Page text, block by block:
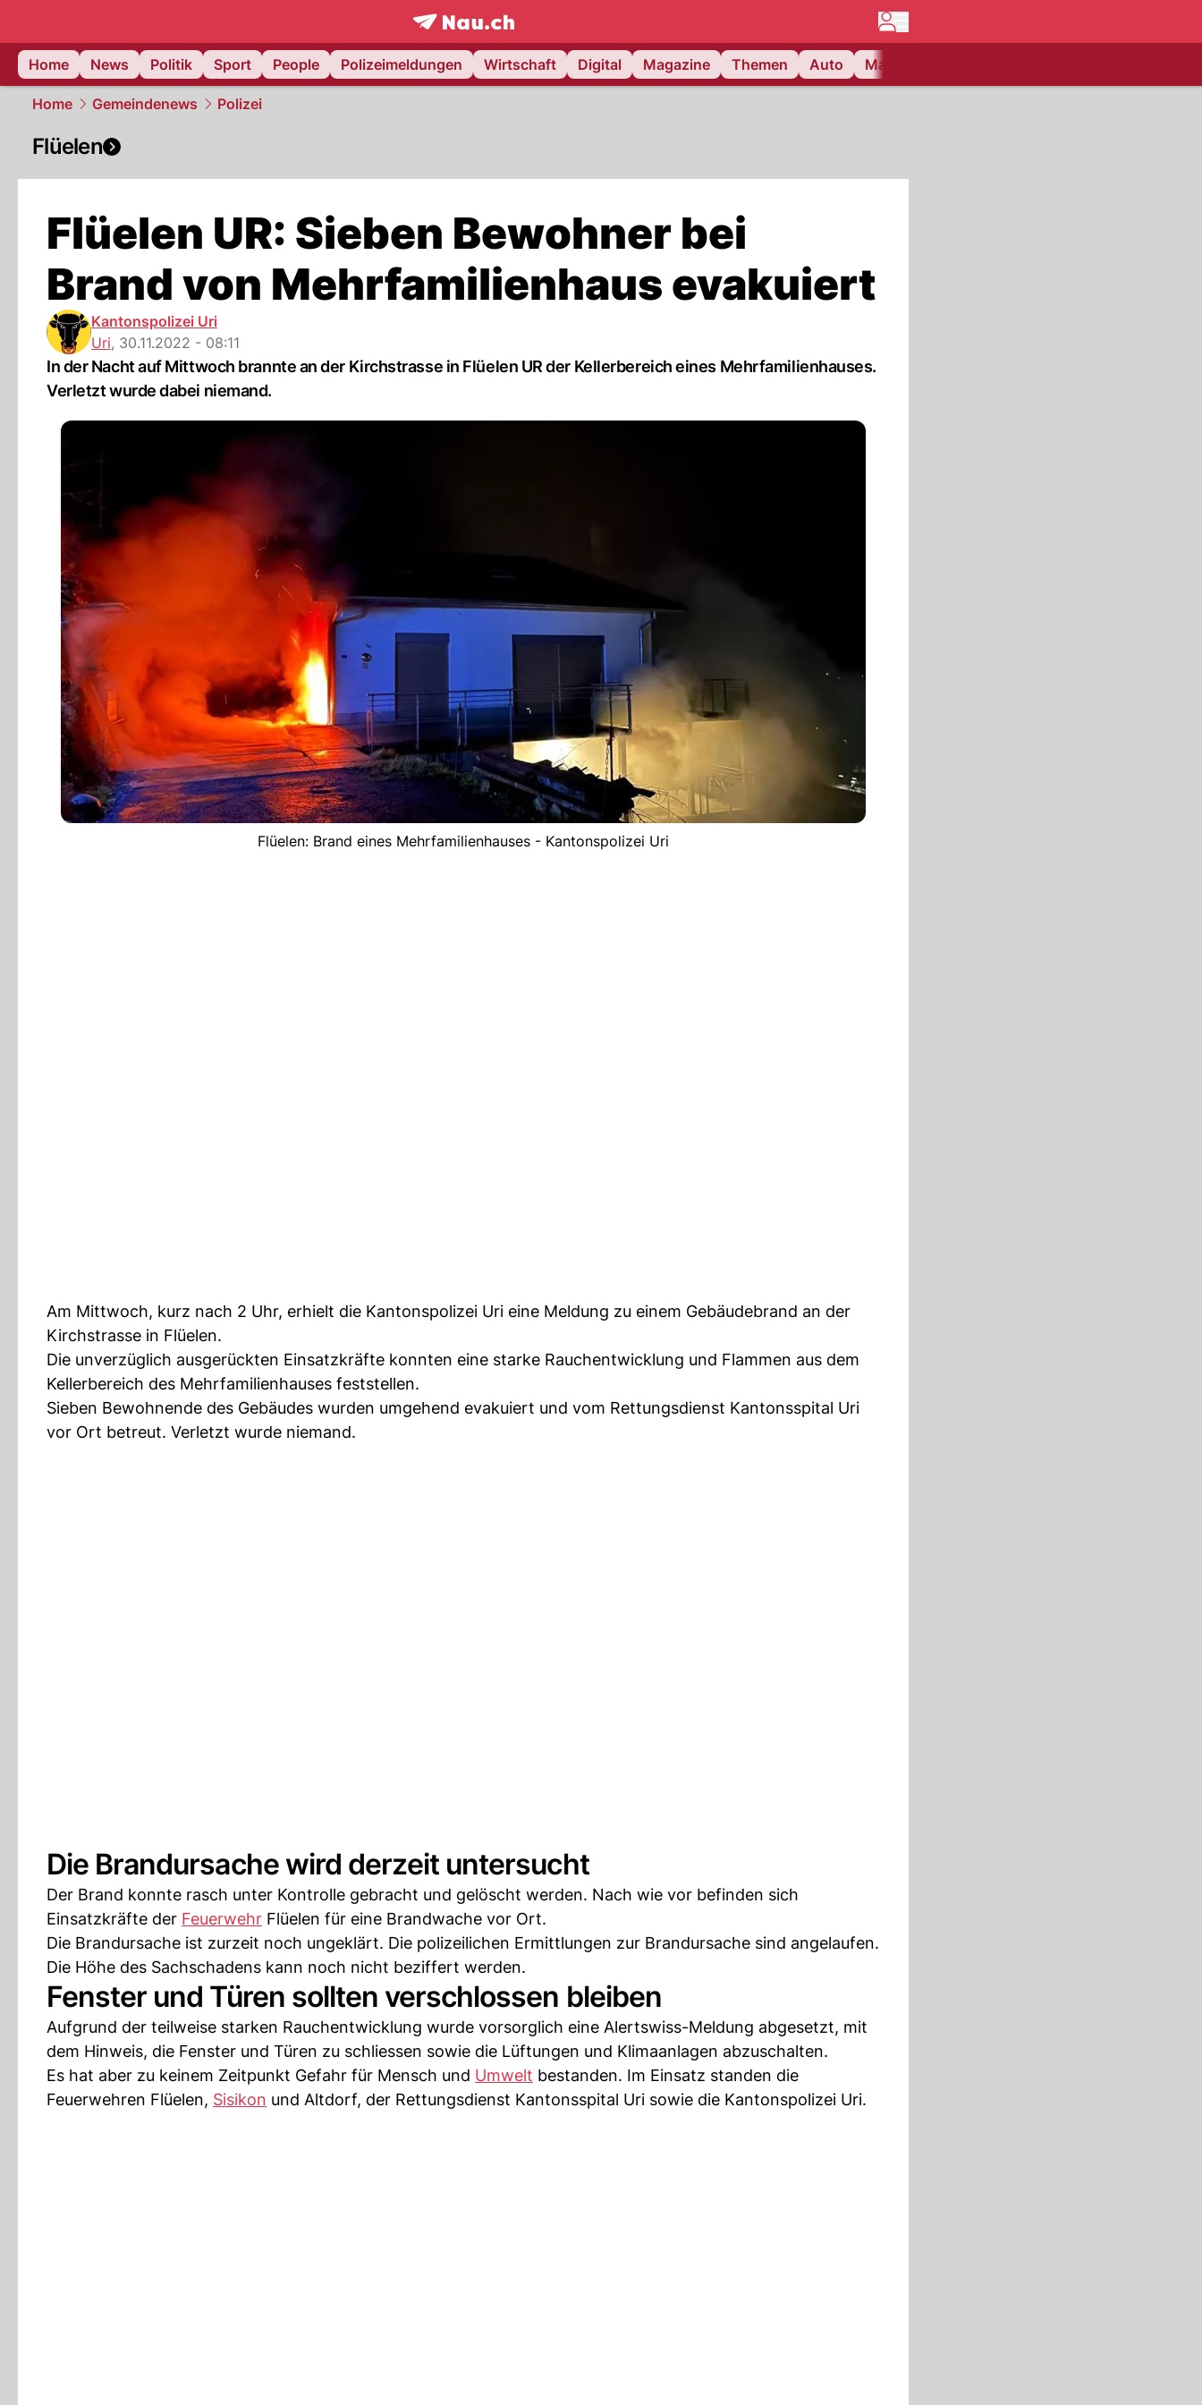
frontpage.NAU.ch
Home
News Politik Sport People Polizeimeldungen Wirtschaft Digital Magazine Themen Auto Matchcenter
Home Gemeindenews Polizei
Flüelen
Flüelen UR: Sieben Bewohner bei
Brand von Mehrfamilienhaus evakuiert
Kantonspolizei Uri
Uri, 30.11.2022 - 08:11
In der Nacht auf Mittwoch brannte an der Kirchstrasse in Flüelen UR der Kellerbereich eines Mehrfamilienhauses.
Verletzt wurde dabei niemand.
Flüelen: Brand eines Mehrfamilienhauses - Kantonspolizei Uri
Am Mittwoch, kurz nach 2 Uhr, erhielt die Kantonspolizei Uri eine Meldung zu einem Gebäudebrand an der
Kirchstrasse in Flüelen.
Die unverzüglich ausgerückten Einsatzkräfte konnten eine starke Rauchentwicklung und Flammen aus dem
Kellerbereich des Mehrfamilienhauses feststellen.
Sieben Bewohnende des Gebäudes wurden umgehend evakuiert und vom Rettungsdienst Kantonsspital Uri
vor Ort betreut. Verletzt wurde niemand.
Die Brandursache wird derzeit untersucht
Der Brand konnte rasch unter Kontrolle gebracht und gelöscht werden. Nach wie vor befinden sich
Einsatzkräfte der Feuerwehr Flüelen für eine Brandwache vor Ort.
Die Brandursache ist zurzeit noch ungeklärt. Die polizeilichen Ermittlungen zur Brandursache sind angelaufen.
Die Höhe des Sachschadens kann noch nicht beziffert werden.
Fenster und Türen sollten verschlossen bleiben
Aufgrund der teilweise starken Rauchentwicklung wurde vorsorglich eine Alertswiss-Meldung abgesetzt, mit
dem Hinweis, die Fenster und Türen zu schliessen sowie die Lüftungen und Klimaanlagen abzuschalten.
Es hat aber zu keinem Zeitpunkt Gefahr für Mensch und Umwelt bestanden. Im Einsatz standen die
Feuerwehren Flüelen, Sisikon und Altdorf, der Rettungsdienst Kantonsspital Uri sowie die Kantonspolizei Uri.